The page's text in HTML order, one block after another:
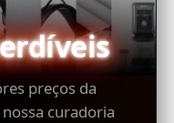
preços da
curadoria